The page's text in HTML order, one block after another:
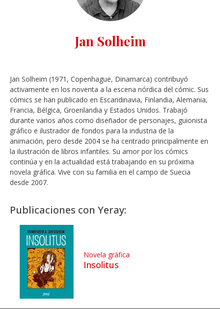
Jan Solheim
Jan Solheim (1971, Copenhague, Dinamarca) contribuyó
activamente en los noventa a la escena nórdica del cómic. Sus
cómics se han publicado en Escandinavia, Finlandia, Alemania,
Francia, Bélgica, Groenlandia y Estados Unidos. Trabajó
durante varios años como diseñador de personajes, guionista
gráfico e ilustrador de fondos para la industria de la
animación, pero desde 2004 se ha centrado principalmente en
la ilustración de libros infantiles. Su amor por los cómics
continúa y en la actualidad está trabajando en su próxima
novela gráfica. Vive con su familia en el campo de Suecia
desde 2007.
Publicaciones con Yeray:
Novela gráfica
Insolitus